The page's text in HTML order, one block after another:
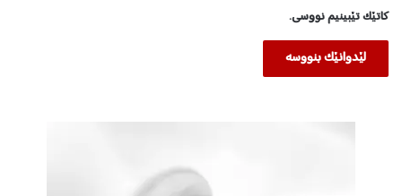
کاتێک تێبینیم نووسی.